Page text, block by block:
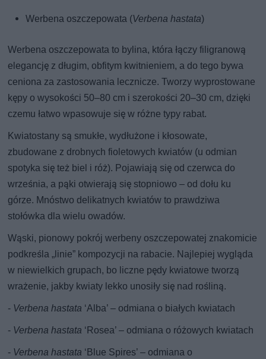
Werbena oszczepowata (Verbena hastata)
Werbena oszczepowata to bylina, która łączy filigranową
elegancję z długim, obfitym kwitnieniem, a do tego bywa
ceniona za zastosowania lecznicze. Tworzy wyprostowane
kępy o wysokości 50–80 cm i szerokości 20–30 cm, dzięki
czemu łatwo wpasowuje się w różne typy rabat.
Kwiatostany są smukłe, wydłużone i kłosowate,
zbudowane z drobnych fioletowych kwiatów (u odmian
spotyka się też biel i róż). Pojawiają się od czerwca do
września, a pąki otwierają się stopniowo – od dołu ku
górze. Mnóstwo delikatnych kwiatów to prawdziwa
stołówka dla wielu owadów.
Wąski, pionowy pokrój werbeny oszczepowatej znakomicie
podkreśla „linie” kompozycji na rabacie. Najlepiej wygląda
w niewielkich grupach, bo liczne pędy kwiatowe tworzą
wrażenie, jakby kwiaty lekko unosiły się nad rośliną.
- Verbena hastata ‘Alba’ – odmiana o białych kwiatach
- Verbena hastata ‘Rosea’ – odmiana o różowych kwiatach
- Verbena hastata ‘Blue Spires’ – odmiana o